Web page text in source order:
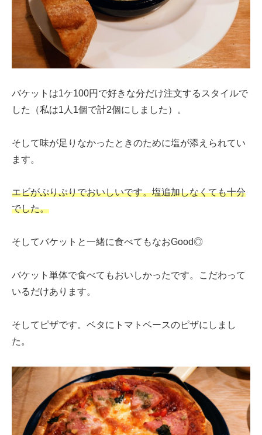
バケットは1ケ100円で好きな分だけ注文するスタイルで
した（私は1人1個で計2個にしました）。
そして味が足りなかったときのために塩が添えられてい
ます。
エビがぷりぷりでおいしいです。塩追加しなくても十分
でした。
そしてバケットと一緒に食べてもなおGood◎
バケット単体で食べてもおいしかったです。こだわって
いるだけあります。
そしてピザです。ベタにトマトベースのピザにしまし
た。